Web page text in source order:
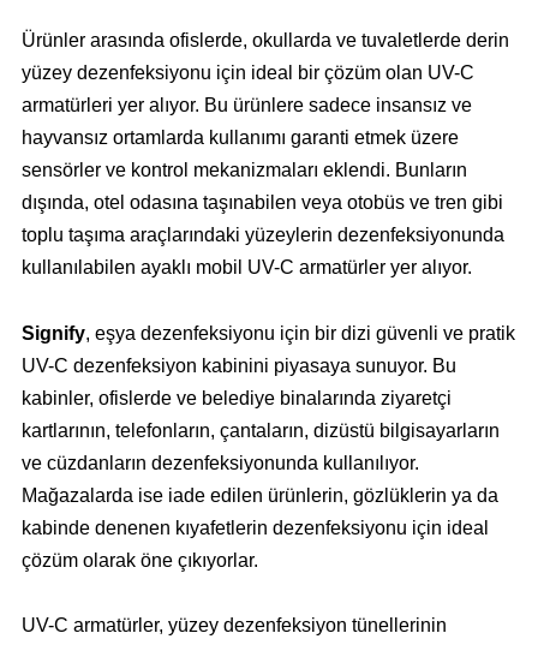
Ürünler arasında ofislerde, okullarda ve tuvaletlerde derin
yüzey dezenfeksiyonu için ideal bir çözüm olan UV-C
armatürleri yer alıyor. Bu ürünlere sadece insansız ve
hayvansız ortamlarda kullanımı garanti etmek üzere
sensörler ve kontrol mekanizmaları eklendi. Bunların
dışında, otel odasına taşınabilen veya otobüs ve tren gibi
toplu taşıma araçlarındaki yüzeylerin dezenfeksiyonunda
kullanılabilen ayaklı mobil UV-C armatürler yer alıyor.
Signify, eşya dezenfeksiyonu için bir dizi güvenli ve pratik
UV-C dezenfeksiyon kabinini piyasaya sunuyor. Bu
kabinler, ofislerde ve belediye binalarında ziyaretçi
kartlarının, telefonların, çantaların, dizüstü bilgisayarların
ve cüzdanların dezenfeksiyonunda kullanılıyor.
Mağazalarda ise iade edilen ürünlerin, gözlüklerin ya da
kabinde denenen kıyafetlerin dezenfeksiyonu için ideal
çözüm olarak öne çıkıyorlar.
UV-C armatürler, yüzey dezenfeksiyon tünellerinin